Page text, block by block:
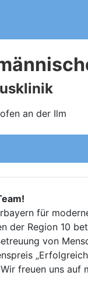
an der Ilm
für
der Region 10
von
freuen uns